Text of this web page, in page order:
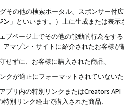
その他の検索ポータル、スポンサー
ン 」といいます。）上に生成または表
ブページ上でその他の能動的行為を
アマゾン・サイトに紹介されたお客様が
ずに、お客様に購入された商品、
クが適正にフォーマットされていない
プリ内の特別リンクまたはCreators
別リンク経由で購入された商品、